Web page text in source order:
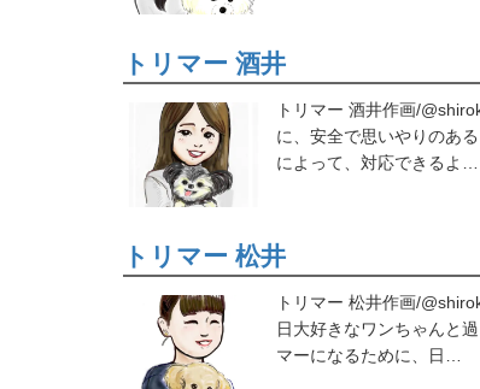
トリマー 酒井
トリマー 酒井作画/
に、安全で思いやりのあ
によって、対応できるよ…
トリマー 松井
トリマー 松井作画/
日大好きなワンちゃんと
マーになるために、日…